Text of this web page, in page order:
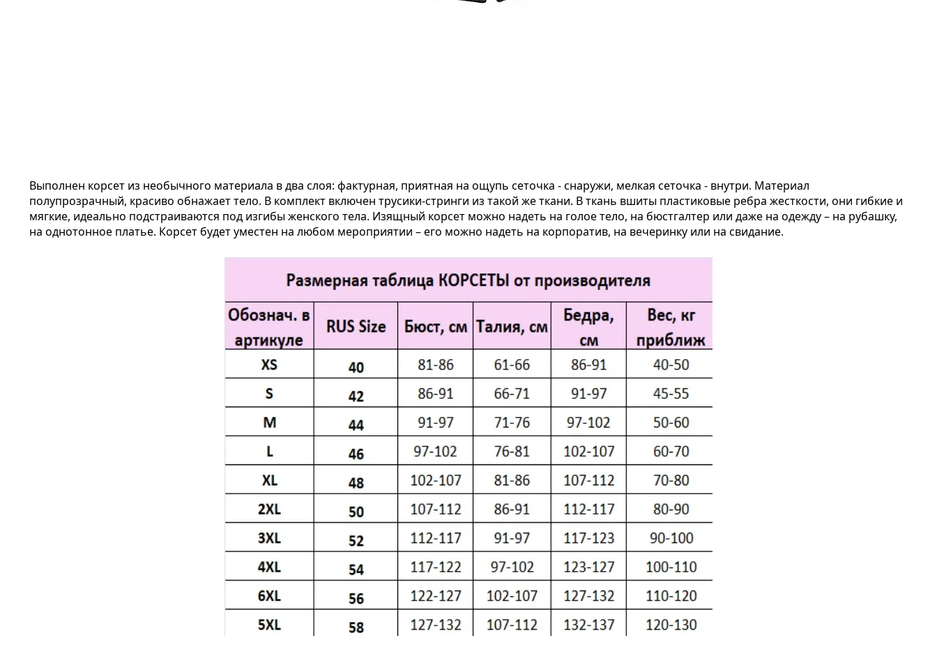
Выполнен корсет из необычного материала в два слоя: фактурная, приятная на ощупь сеточка - снаружи, мелкая сеточка - внутри. Материал
полупрозрачный, красиво обнажает тело. В комплект включен трусики-стринги из такой же ткани. В ткань вшиты пластиковые ребра жесткости, они гибкие и
мягкие, идеально подстраиваются под изгибы женского тела. Изящный корсет можно надеть на голое тело, на бюстгалтер или даже на одежду – на рубашку,
на однотонное платье. Корсет будет уместен на любом мероприятии – его можно надеть на корпоратив, на вечеринку или на свидание.